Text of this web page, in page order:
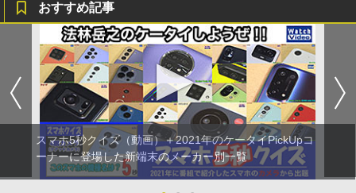
おすすめ記事
スマホ5秒クイズ（動画）＋2021年のケータイPickUpコ
ーナーに登場した新端末のメーカー別一覧